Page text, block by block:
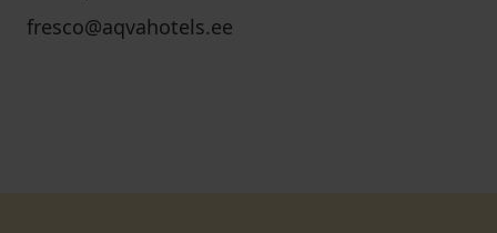
fresco@aqvahotels.ee